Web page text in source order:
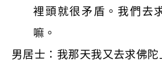
裡頭就很矛盾。我們去
嘛。
男居士：我那天我又去求佛